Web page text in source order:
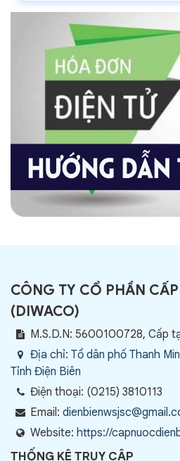
CÔNG TY CỔ PHẦN
(DIWACO)
M.S.D.N: 5600100728, Cấp
Địa chỉ: Tổ dân phố Thanh
Tỉnh Điện Biên
Điện thoại: (0215) 3810113
Email:
Website: https://
THỐNG KÊ TRUY CẬP